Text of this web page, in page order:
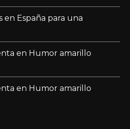
en España para una
en Humor amarillo
en Humor amarillo